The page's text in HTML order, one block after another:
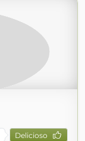
Delicioso